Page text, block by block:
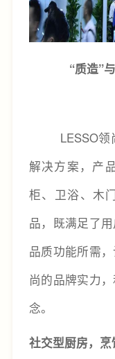
“质造”
LESSO领尚
解决方案，产
柜、卫浴、木门
品，既满足了
品质功能所需
尚的品牌实力
念。
社交型厨房，